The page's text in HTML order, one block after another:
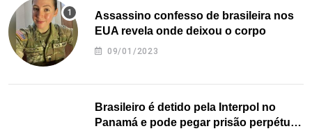
Assassino confesso de brasileira nos
EUA revela onde deixou o corpo
09/01/2023
Brasileiro é detido pela Interpol no
Panamá e pode pegar prisão perpétua